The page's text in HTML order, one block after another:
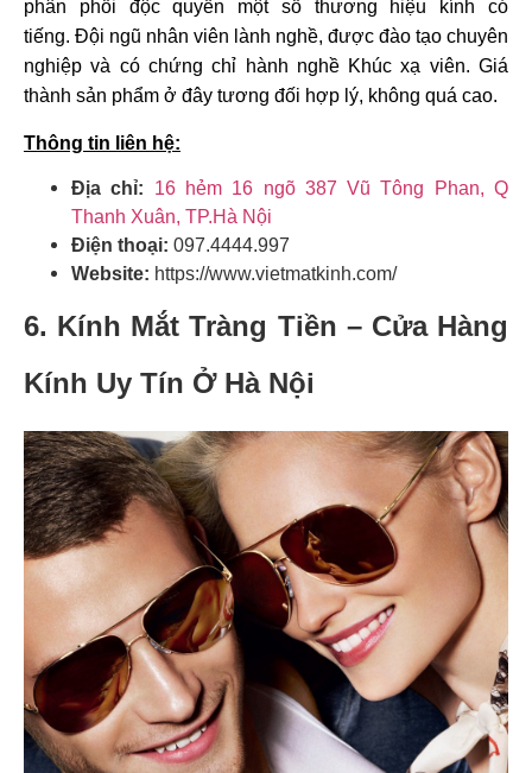
phân phối độc quyền một số thương hiệu kính có
tiếng. Đội ngũ nhân viên lành nghề, được đào tạo chuyên
nghiệp và có chứng chỉ hành nghề Khúc xạ viên. Giá
thành sản phẩm ở đây tương đối hợp lý, không quá cao.
Thông tin liên hệ:
Địa chỉ: 16 hẻm 16 ngõ 387 Vũ Tông Phan, Q
Thanh Xuân, TP.Hà Nội
Điện thoại: 097.4444.997
Website: https://www.vietmatkinh.com/
6. Kính Mắt Tràng Tiền – Cửa Hàng
Kính Uy Tín Ở Hà Nội